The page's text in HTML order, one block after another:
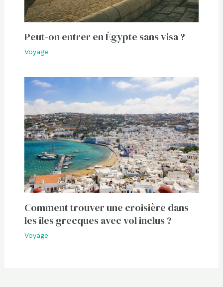
Peut-on entrer en Égypte sans visa ?
Voyage
Comment trouver une croisière dans
les îles grecques avec vol inclus ?
Voyage